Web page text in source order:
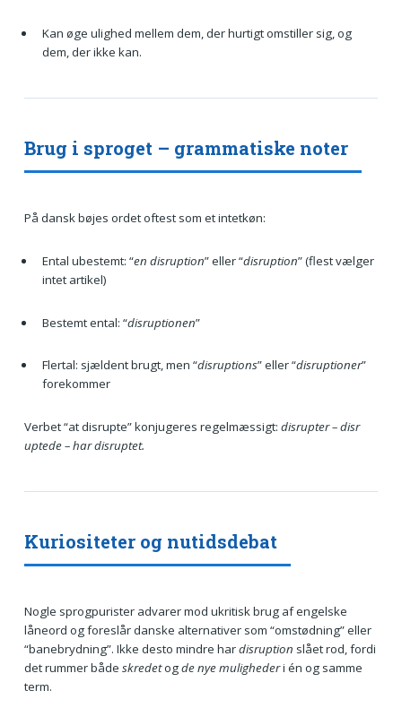
Kan øge ulighed mellem dem, der hurtigt omstiller sig, og
dem, der ikke kan.
Brug i sproget – grammatiske noter
På dansk bøjes ordet oftest som et intetkøn:
Ental ubestemt: “en disruption” eller “disruption” (flest vælger
intet artikel)
Bestemt ental: “disruptionen”
Flertal: sjældent brugt, men “disruptions” eller “disruptioner”
forekommer
Verbet “at disrupte” konjugeres regelmæssigt: disrupter – disr
uptede – har disruptet.
Kuriositeter og nutidsdebat
Nogle sprogpurister advarer mod ukritisk brug af engelske
låneord og foreslår danske alternativer som “omstødning” eller
“banebrydning”. Ikke desto mindre hardisruption slået rod, fordi
det rummer både skredetogde nye mulighederi én og samme
term.